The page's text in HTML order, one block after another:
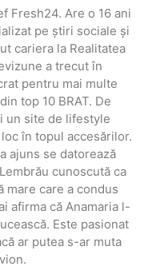
Fresh24. Are o 16 ani
pe știri sociale și
cariera la Realitatea
a trecut în
pentru mai multe
top 10 BRAT. De
un site de lifestyle
în topul accesărilor.
ajuns se datorează
cunoscută ca
mare care a condus
afirma că Anamaria l-
Este pasionat
ar putea s-ar muta